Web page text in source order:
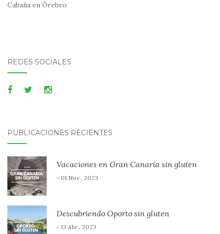
Cabaña en Örebro
REDES SOCIALES
PUBLICACIONES RECIENTES
Vacaciones en Gran Canaria sin gluten
- 01 Nov , 2023
Descubriendo Oporto sin gluten
- 13 Abr , 2023